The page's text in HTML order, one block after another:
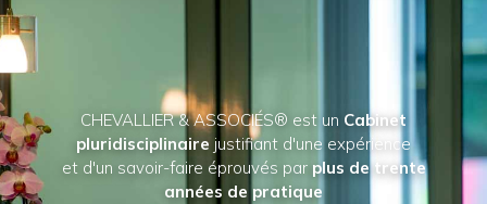
CHEVALLIER & ASSOCIÉS® est un Cabinet
pluridisciplinaire justifiant d'une expérience
et d'un savoir-faire éprouvés par plus de trente
années de pratique